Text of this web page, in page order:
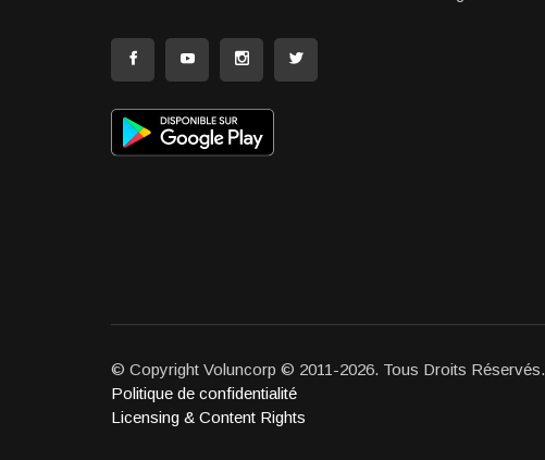
© Copyright Voluncorp © 2011-2026. Tous Droits Réservés.
Politique de confidentialité
Licensing & Content Rights